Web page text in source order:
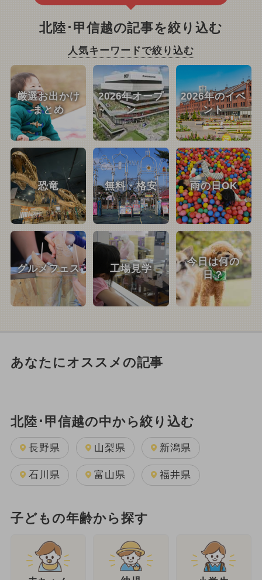
北陸･甲信越の記事を絞り込む
人気キーワードで絞り込む
厳選お出かけ
まとめ
2026年オープ
ン
2026年のイベ
ント
恐竜 無料・格安 雨の日OK
グルメフェス 工場見学
今日は何の
日？
あなたにオススメの記事
北陸･甲信越の中から絞り込む
長野県 山梨県 新潟県
石川県 富山県 福井県
子どもの年齢から探す